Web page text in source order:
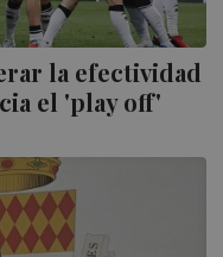
la efectividad
el 'play off'